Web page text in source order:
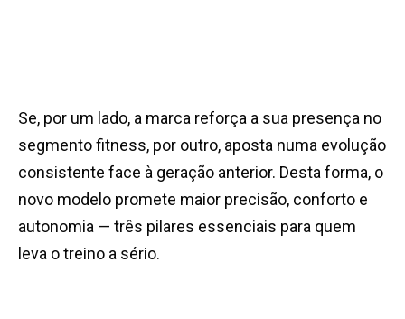
Se, por um lado, a marca reforça a sua presença no
segmento fitness, por outro, aposta numa evolução
consistente face à geração anterior. Desta forma, o
novo modelo promete maior precisão, conforto e
autonomia — três pilares essenciais para quem
leva o treino a sério.